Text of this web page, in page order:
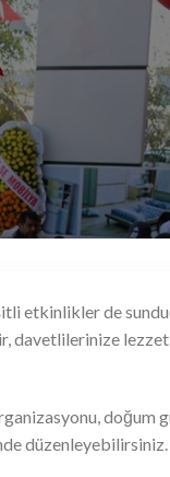
etkinlikler de
davetlilerinize
doğum
düzenleyebilirsiniz.